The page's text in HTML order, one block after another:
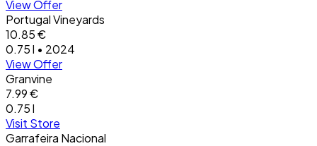
View Offer
Portugal Vineyards
10.85 €
0.75 l • 2024
View Offer
Granvine
7.99 €
0.75 l
Visit Store
Garrafeira Nacional